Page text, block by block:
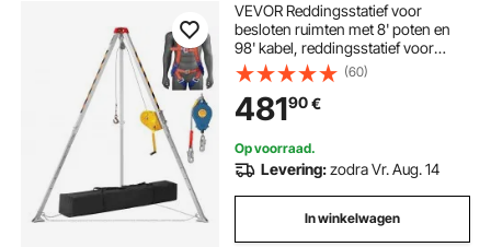
VEVOR Reddingsstatief voor
besloten ruimten met 8' poten en
98' kabel, reddingsstatief voor
besloten ruimten met 32,8'
valbeveiliging, veiligheidsharnas,
diepe put, tunnel, raamput
(60)
48190€
Op voorraad.
Levering:zodra Vr. Aug. 14
In winkelwagen